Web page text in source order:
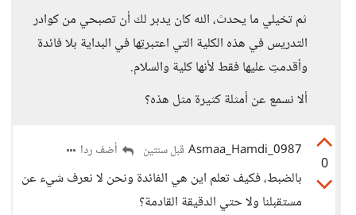
ثم تخيلي ما يحدث، الله كان يدبر لك أن تصبحي من كوادر
التدريس في هذه الكلية التي اعتبرتِها في البداية بلا فائدة
وأقدمتِ عليها فقط لأنها كلية والسلام.
ألا نسمع عن أمثلة كثيرة مثل هذه؟
0
Asmaa_Hamdi_0987 قبل سنتين أضف ردا
بالضبط، فكيف تعلم اين هي الفائدة ونحن لا نعرف شيء عن
مستقبلنا ولا حتي الدقيقة القادمة؟